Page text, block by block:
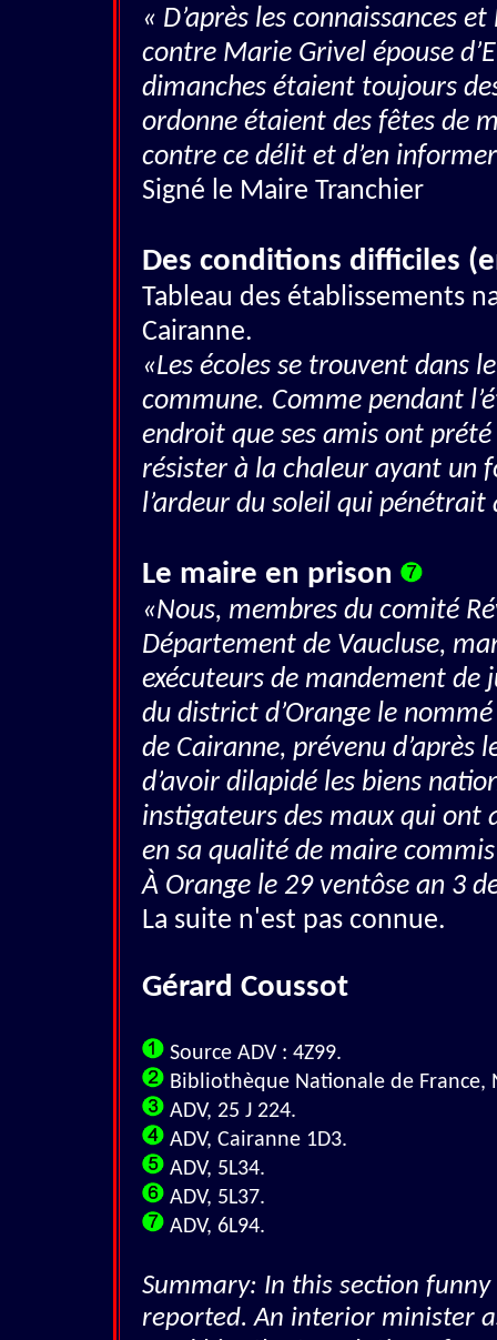
« D’après les connaissances
contre Marie Grivel épouse
dimanches étaient toujours
ordonne étaient des fêtes de
contre ce délit et d’en
Signé le Maire Tranchier
Des conditions difficiles
Tableau des établissements
Cairanne.
«Les écoles se trouvent dans
commune. Comme pendant
endroit que ses amis ont prété
résister à la chaleur ayant un
l’ardeur du soleil qui
Le maire en prison
«Nous, membres du comité
Département de Vaucluse,
exécuteurs de mandement de
du district d’Orange le
de Cairanne, prévenu d’après
d’avoir dilapidé les biens
instigateurs des maux qui ont
en sa qualité de maire
À Orange le 29 ventôse an 3
La suite n'est pas connue.
Gérard Coussot
Source ADV : 4Z99.
Bibliothèque Nationale de France,
ADV, 25 J 224.
ADV, Cairanne 1D3.
ADV, 5L34.
ADV, 5L37.
ADV, 6L94.
Summary: In this section
reported. An interior minister